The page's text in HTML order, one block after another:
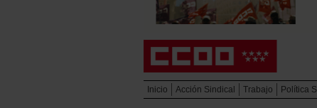
Inicio Acción Sindical Trabajo Política